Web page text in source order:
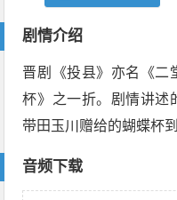
剧情介绍
晋剧《投县》亦名《二
杯》之一折。剧情讲述
带田玉川赠给的蝴蝶杯
音频下载